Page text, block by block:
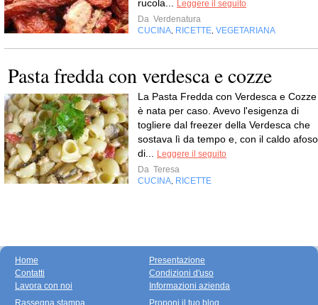
rucola...
Leggere il seguito
Da Verdenatura
CUCINA RICETTE VEGETARIANA
Pasta fredda con verdesca e cozze
La Pasta Fredda con Verdesca e Cozze
è nata per caso. Avevo l'esigenza di
togliere dal freezer della Verdesca che
sostava lì da tempo e, con il caldo afoso
di...
Leggere il seguito
Da Teresa
CUCINA RICETTE
Home
Contatti
Lavora con noi
Presentazione
Condizioni d'uso
Informazioni azienda
Rassegna stampa
Proponi il tuo blog